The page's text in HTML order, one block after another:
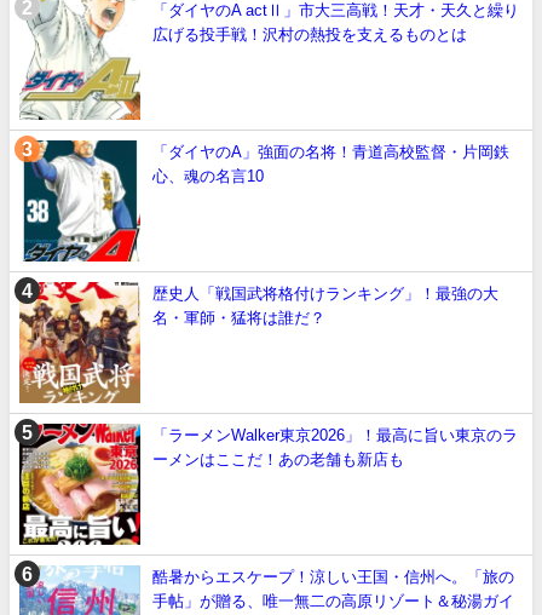
「ダイヤのA actⅡ」市大三高戦！天才・天久と繰り
広げる投手戦！沢村の熱投を支えるものとは
「ダイヤのA」強面の名将！青道高校監督・片岡鉄
心、魂の名言10
歴史人「戦国武将格付けランキング」！最強の大
名・軍師・猛将は誰だ？
「ラーメンWalker東京2026」！最高に旨い東京のラ
ーメンはここだ！あの老舗も新店も
酷暑からエスケープ！涼しい王国・信州へ。「旅の
手帖」が贈る、唯一無二の高原リゾート＆秘湯ガイ